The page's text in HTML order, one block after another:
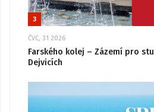
3
ČVC, 31 2026
Farského kolej – Zázemí pro
Dejvicích